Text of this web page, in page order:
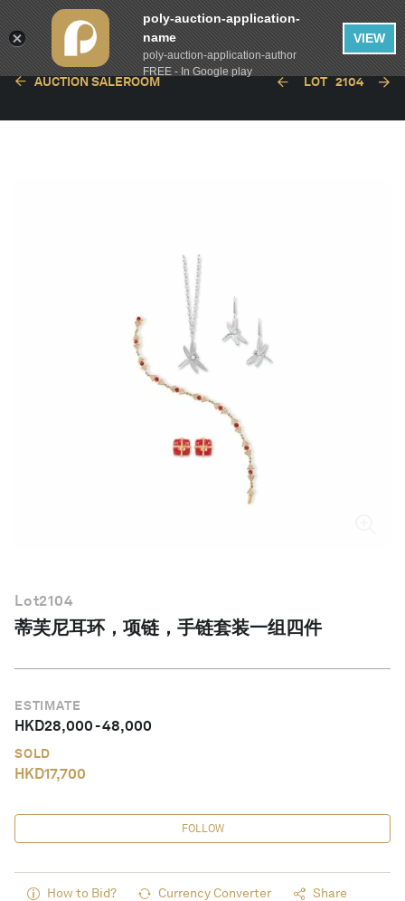
AUCTION SALEROOM LOT 2104
Lot2104
蒂芙尼耳环，项链，手链套装一组四件
ESTIMATE
HKD28,000-48,000
SOLD
HKD17,700
FOLLOW
How to Bid? Currency Converter Share
poly-auction-application-
name
poly-auction-application-author
FREE - In Google play
VIEW